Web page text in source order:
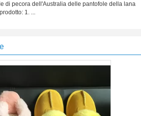
di pecora dell'Australia delle pantofole della lana
1. ...